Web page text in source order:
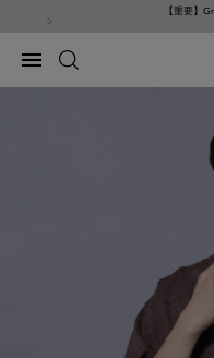
ツ
【重要】
ナ